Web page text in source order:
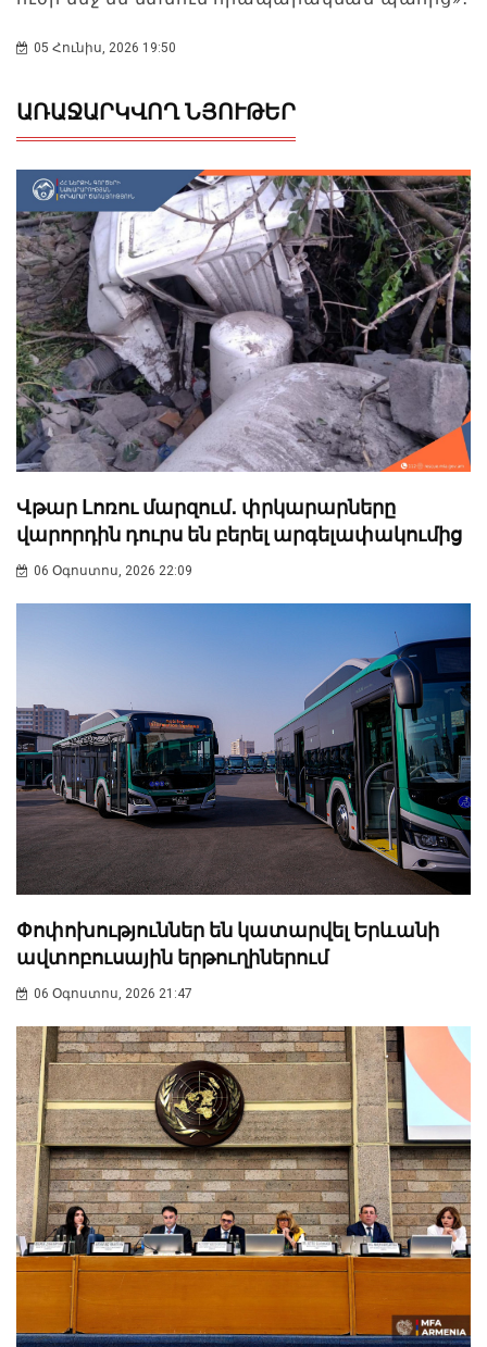
05 Հունիս, 2026 19:50
ԱՌԱՋԱՐԿՎՈՂ ՆՅՈՒԹԵՐ
Վթար Լոռու մարզում․ փրկարարները
վարորդին դուրս են բերել արգելափակումից
06 Օգոստոս, 2026 22:09
Փոփոխություններ են կատարվել Երևանի
ավտոբուսային երթուղիներում
06 Օգոստոս, 2026 21:47